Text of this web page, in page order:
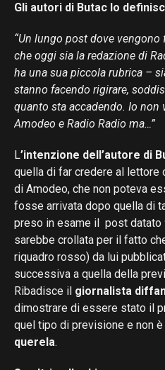
Gli autori di Butac lo
“Un lungo post dove
che oggi sia la redazione di
ha una sua piccola rubrica –
stanno facendo rigirare,
quanto sta accadendo. Io
Amodeo e Radio Radio ma…”
L’intenzione dell’autore di
quella di far credere al lettore
di Amodeo, che non poteva
fosse arrivata dopo quella di
preso in esame il post datato
sarebbe crollata per il fatto
riquadro rosso) da lui
successiva a quella della
Ribadisce il giornalista
dimostrare di essere stato il
quel tipo di previsione e non
querela.